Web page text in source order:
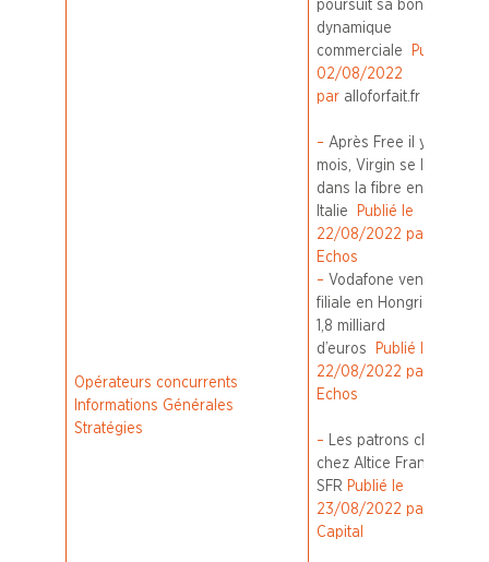
Opérateurs concurrents
Informations Générales
Stratégies
poursuit sa bonne
dynamique
commerciale Publié le
02/08/2022
par alloforfait.fr
– Après Free il y a six
mois, Virgin se lance
dans la fibre en
Italie
Publié le
22/08/2022 par Les
Echos
– Vodafone vend sa
filiale en Hongrie pour
1,8 milliard
d’euros
Publié le
22/08/2022 par Les
Echos
– Les patrons changent
chez Altice France et
SFR Publié le
23/08/2022 par
Capital